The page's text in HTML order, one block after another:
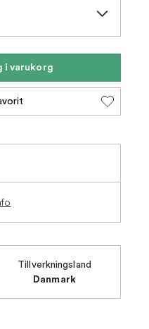
i varukorg
Tillverkningsland
Danmark